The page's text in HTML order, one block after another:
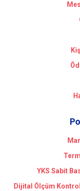
YKS Sabit
Dijital Ölçüm